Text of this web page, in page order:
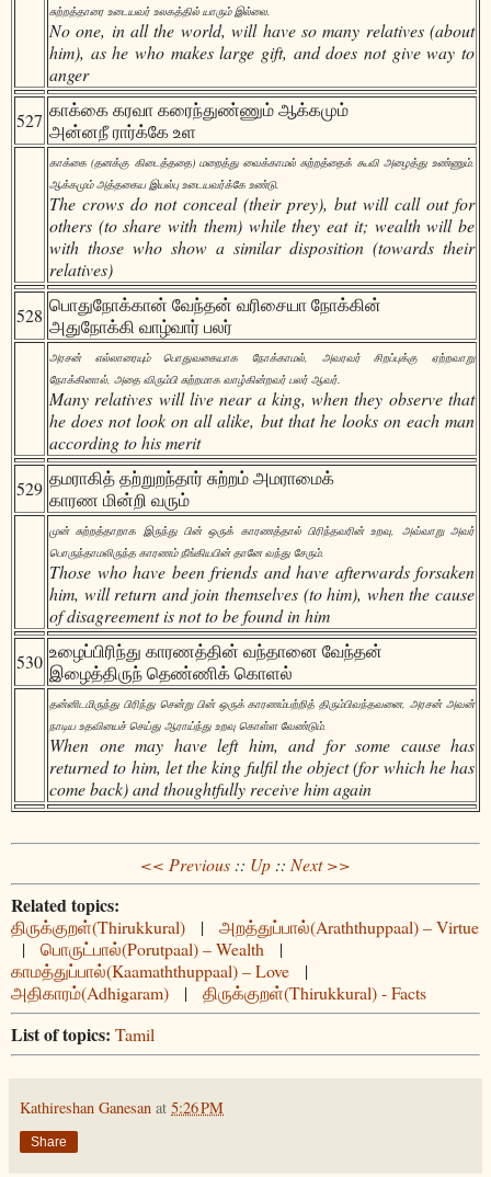
சுற்றத்தாரை உடையவர் உலகத்தில் யாரும் இல்லை.
No one, in all the world, will have so many relatives (about
him), as he who makes large gift, and does not give way to
anger
527 காக்கை கரவா கரைந்துண்ணும் ஆக்கமும்
அன்னநீ ரார்க்கே உள
காக்கை (தனக்கு கிடைத்ததை) மறைத்து வைக்காமல் சுற்றத்தைக் கூவி அழைத்து உண்ணும்.
ஆக்கமும் அத்தகைய இயல்பு உடையவர்க்கே உண்டு.
The crows do not conceal (their prey), but will call out for
others (to share with them) while they eat it; wealth will be
with those who show a similar disposition (towards their
relatives)
528 பொதுநோக்கான் வேந்தன் வரிசையா நோக்கின்
அதுநோக்கி வாழ்வார் பலர்
அரசன் எல்லாரையும் பொதுவகையாக நோக்காமல், அவரவர் சிறப்புக்கு ஏற்றவாறு
நோக்கினால், அதை விரும்பி சுற்றமாக வாழ்கின்றவர் பலர் ஆவர்.
Many relatives will live near a king, when they observe that
he does not look on all alike, but that he looks on each man
according to his merit
529 தமராகித் தற்றுறந்தார் சுற்றம் அமராமைக்
காரண மின்றி வரும்
முன் சுற்றத்தாறாக இருந்து பின் ஒருக் காரணத்தால் பிரிந்தவரின் உறவு, அவ்வாறு அவர்
பொருந்தாமலிருந்த காரணம் நீங்கியபின் தானே வந்து சேரும்.
Those who have been friends and have afterwards forsaken
him, will return and join themselves (to him), when the cause
of disagreement is not to be found in him
530 உழைப்பிரிந்து காரணத்தின் வந்தானை வேந்தன்
இழைத்திருந் தெண்ணிக் கொளல்
தன்னிடமிருந்து பிரிந்து சென்று பின் ஒருக் காரணம்பற்றித் திரும்பிவந்தவனை, அரசன் அவன்
நாடிய உதவியைச் செய்து ஆராய்ந்து உறவு கொள்ள வேண்டும்.
When one may have left him, and for some cause has
returned to him, let the king fulfil the object (for which he has
come back) and thoughtfully receive him again
<< Previous :: Up :: Next >>
Related topics:
திருக்குறள்(Thirukkural) | அறத்துப்பால்(Araththuppaal) – Virtue
| பொருட்பால்(Porutpaal) – Wealth |
காமத்துப்பால்(Kaamaththuppaal) – Love |
அதிகாரம்(Adhigaram) | திருக்குறள்(Thirukkural) - Facts
List of topics: Tamil
Kathireshan Ganesan at 5:26 PM
Share